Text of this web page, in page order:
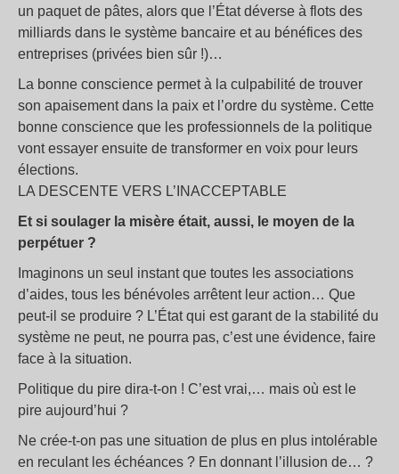
un paquet de pâtes, alors que l’État déverse à flots des
milliards dans le système bancaire et au bénéfices des
entreprises (privées bien sûr !)…
La bonne conscience permet à la culpabilité de trouver
son apaisement dans la paix et l’ordre du système. Cette
bonne conscience que les professionnels de la politique
vont essayer ensuite de transformer en voix pour leurs
élections.
LA DESCENTE VERS L’INACCEPTABLE
Et si soulager la misère était, aussi, le moyen de la
perpétuer ?
Imaginons un seul instant que toutes les associations
d’aides, tous les bénévoles arrêtent leur action… Que
peut-il se produire ? L’État qui est garant de la stabilité du
système ne peut, ne pourra pas, c’est une évidence, faire
face à la situation.
Politique du pire dira-t-on ! C’est vrai,… mais où est le
pire aujourd’hui ?
Ne crée-t-on pas une situation de plus en plus intolérable
en reculant les échéances ? En donnant l’illusion de… ?